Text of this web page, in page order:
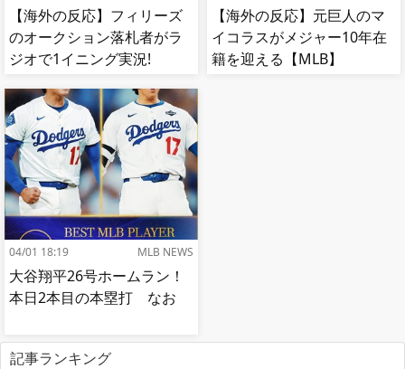
【海外の反応】フィリーズ
のオークション落札者がラ
ジオで1イニング実況!
【海外の反応】元巨人のマ
イコラスがメジャー10年在
籍を迎える【MLB】
04/01 18:19 MLB NEWS
大谷翔平26号ホームラン！
本日2本目の本塁打 なお
記事ランキング